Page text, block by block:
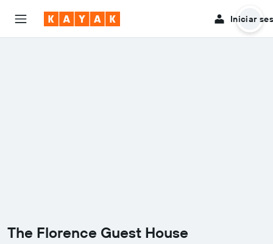
Iniciar
The Florence Guest House